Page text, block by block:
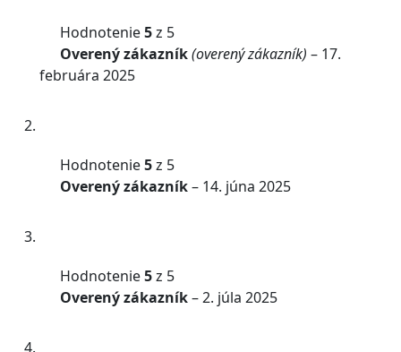
Hodnotenie5z 5
Overený zákazník(overený zákazník) – 17.
februára 2025
Hodnotenie5z 5
Overený zákazník– 14. júna 2025
Hodnotenie5z 5
Overený zákazník–2. júla 2025